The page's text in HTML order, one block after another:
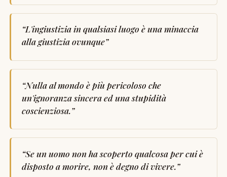
“L'ingiustizia in qualsiasi luogo è una minaccia
alla giustizia ovunque”
“Nulla al mondo è più pericoloso che
un'ignoranza sincera ed una stupidità
coscienziosa.”
“Se un uomo non ha scoperto qualcosa per cui è
disposto a morire, non è degno di vivere.”